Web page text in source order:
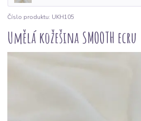
Číslo produktu: UKH105
Umělá kožešina SMOOTH ecru